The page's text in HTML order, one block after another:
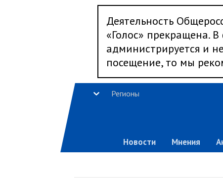
Деятельность
«Голос» прекращена.
администрируется и
посещение, то мы
Регионы
Новости Мнения